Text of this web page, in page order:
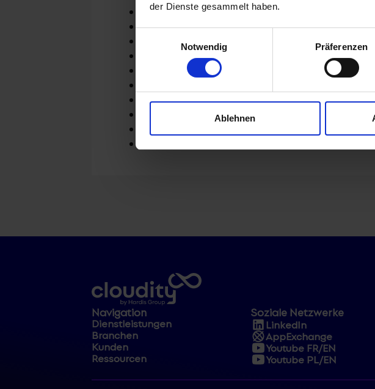
der Dienste gesammelt haben.
Notwendig
Präferenzen
Ablehnen
Konsumgüter & Einzelhandel
Bildung
Energie & Versorgung
Finanzdienstleistungen
Gesundheitswesen
Professionelle Dienstleistungen
Navigation
Dienstleistungen
Branchen
Kunden
Ressourcen
Soziale Netzwerke
LinkedIn
AppExchange
Youtube FR/EN
Youtube PL/EN